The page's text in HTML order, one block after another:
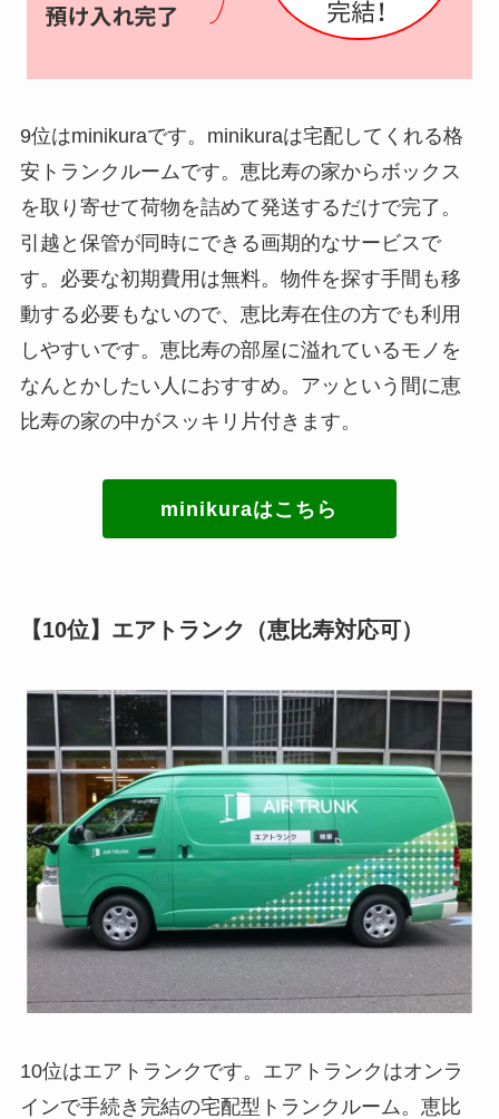
9位はminikuraです。minikuraは宅配してくれる格
安トランクルームです。恵比寿の家からボックス
を取り寄せて荷物を詰めて発送するだけで完了。
引越と保管が同時にできる画期的なサービスで
す。必要な初期費用は無料。物件を探す手間も移
動する必要もないので、恵比寿在住の方でも利用
しやすいです。恵比寿の部屋に溢れているモノを
なんとかしたい人におすすめ。アッという間に恵
比寿の家の中がスッキリ片付きます。
minikuraはこちら
【10位】エアトランク（恵比寿対応可）
10位はエアトランクです。エアトランクはオンラ
インで手続き完結の宅配型トランクルーム。恵比